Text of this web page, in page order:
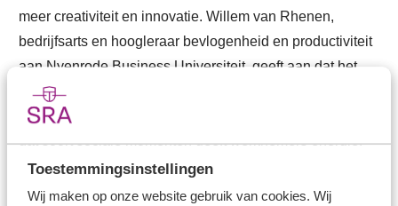
Toestemmingsinstellingen
Wij maken op onze website gebruik van cookies. Wij
meer creativiteit en innovatie. Willem van Rhenen,
bedrijfsarts en hoogleraar bevlogenheid en productiviteit
aan Nyenrode Business Universiteit, geeft aan dat het
sociale aspect van werk niet onderschat moet worden.
“Het praatje bij het koffieapparaat, gezamenlijk lunchen,
dat soort sociale momenten geeft werknemers energie.”
Lees het volledige artikel